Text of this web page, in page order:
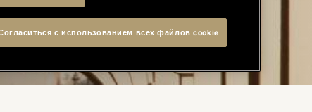
с использованием всех файлов cookie